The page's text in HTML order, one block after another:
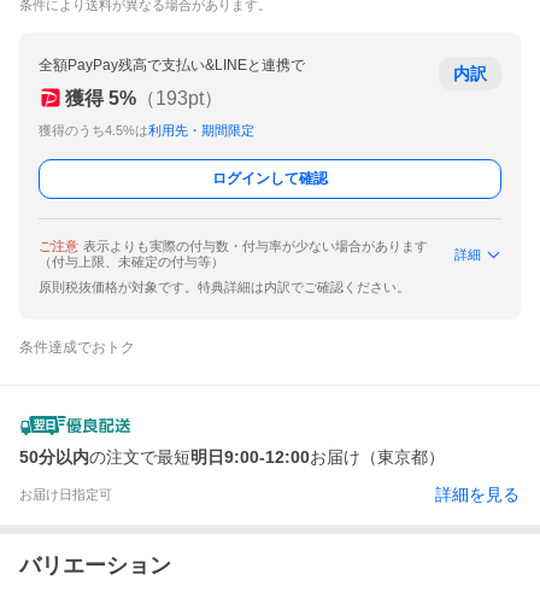
条件により送料が異なる場合があります。
全額PayPay残高で支払い&LINEと連携で
獲得 5% （193pt）
獲得のうち4.5%は利用先・期間限定
内訳
ログインして確認
ご注意 表示よりも実際の付与数・付与率が少ない場合があります
（付与上限、未確定の付与等）
詳細
原則税抜価格が対象です。特典詳細は内訳でご確認ください。
条件達成でおトク
50分以内の注文で最短明日9:00-12:00お届け（東京都）
お届け日指定可 詳細を見る
バリエーション